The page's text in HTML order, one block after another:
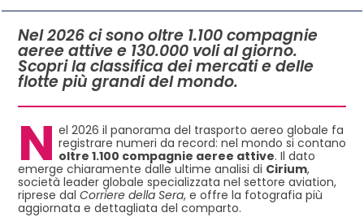
Nel 2026 ci sono oltre 1.100 compagnie
aeree attive e 130.000 voli al giorno.
Scopri la classifica dei mercati e delle
flotte più grandi del mondo.
N el 2026 il panorama del trasporto aereo globale fa
registrare numeri da record: nel mondo si contano
oltre 1.100 compagnie aeree attive. Il dato
emerge chiaramente dalle ultime analisi di Cirium,
società leader globale specializzata nel settore aviation,
riprese dal Corriere della Sera, e offre la fotografia più
aggiornata e dettagliata del comparto.